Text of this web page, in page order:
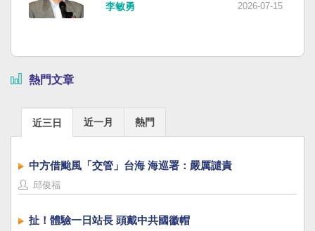
李敏勇 2026-07-15
熱門文章
近三日 近一月 熱門
中方借颱風「交管」台海 海巡署：嚴厲譴責
邱俊福
扯！體驗一日站長 頭戴中共國徽帽